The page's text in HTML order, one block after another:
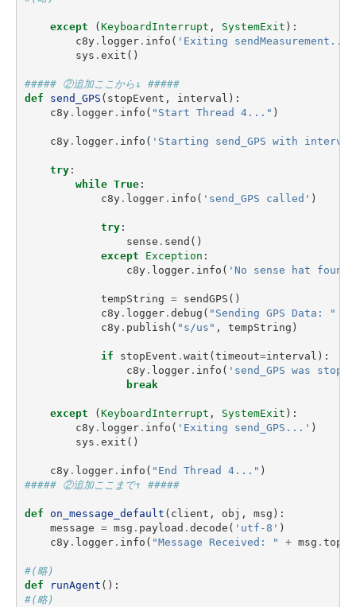
except ( KeyboardInterrupt , SystemExit ):
c8y. logger. info ( 'Exiting sendMeasurement...'
sys . exit ()
##### ②追加ここから↓ #####
def
send_GPS ( stopEvent , interval ):
c8y. logger. info ( "Start Thread 4..." )
c8y. logger. info ( 'Starting send_GPS with
try:
while True:
c8y. logger. info ( 'send_GPS called' )
try:
sense . send ()
except
Exception :
c8y. logger. info ( 'No sense hat
tempString = sendGPS ()
c8y. logger. debug ( "Sending GPS Data: "
c8y. publish ( "s/us" , tempString )
if stopEvent . wait ( timeout=interval ):
c8y. logger. info ( 'send_GPS was
break
except ( KeyboardInterrupt , SystemExit ):
c8y. logger. info ( 'Exiting send_GPS...' )
sys . exit ()
c8y. logger. info ( "End Thread 4..." )
##### ②追加ここまで↑ #####
def on_message_default ( client , obj , msg ):
message = msg . payload . decode ( 'utf-8' )
c8y. logger. info ( "Message Received: " + msg . topic
#(略)
def
runAgent ():
#(略)